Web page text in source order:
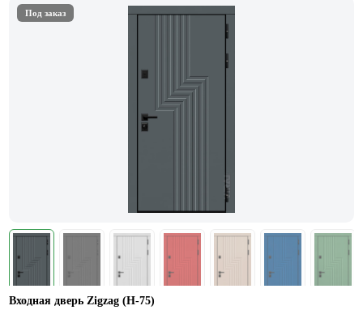
Под заказ
Входная дверь Zigzag (Н-75)